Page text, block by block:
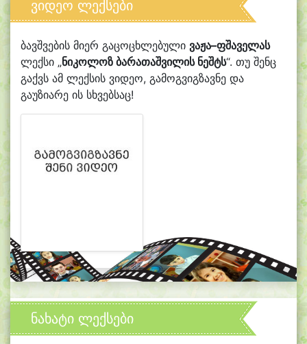
ვიდეო ლექსები
ბავშვების მიერ გაცოცხლებული ვაჟა–ფშაველას
ლექსი „ნიკოლოზ ბარათაშვილის ნეშტს“. თუ შენც
გაქვს ამ ლექსის ვიდეო, გამოგვიგზავნე და
გაუზიარე ის სხვებსაც!
ნახატი ლექსები